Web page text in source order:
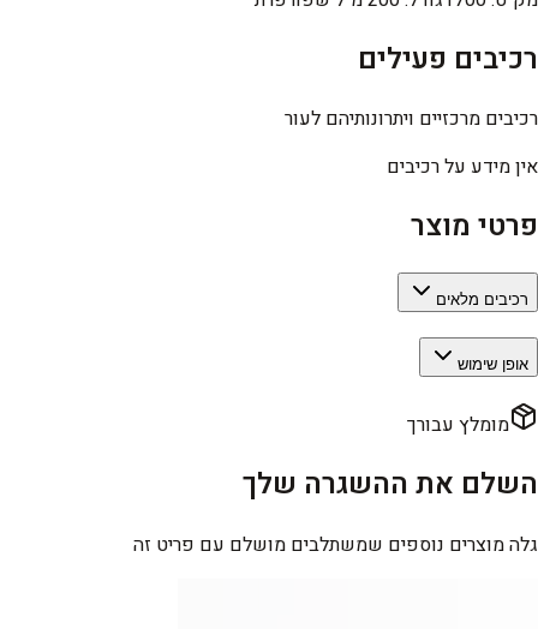
רכיבים פעילים
רכיבים מרכזיים ויתרונותיהם לעור
אין מידע על רכיבים
פרטי מוצר
רכיבים מלאים
אופן שימוש
מומלץ עבורך
השלם את ההשגרה שלך
גלה מוצרים נוספים שמשתלבים מושלם עם פריט זה